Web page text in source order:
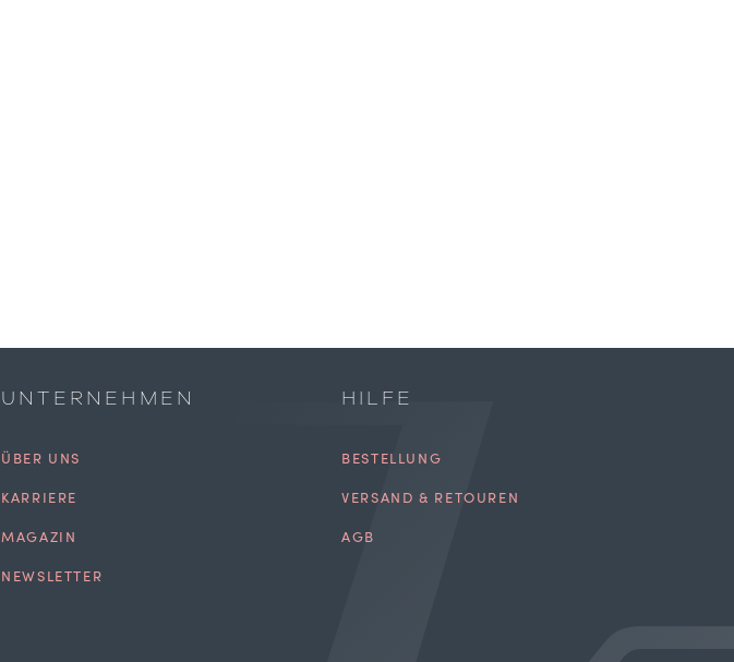
UNTERNEHMEN
ÜBER UNS
KARRIERE
MAGAZIN
NEWSLETTER
HILFE
BESTELLUNG
VERSAND & RETOUREN
AGB